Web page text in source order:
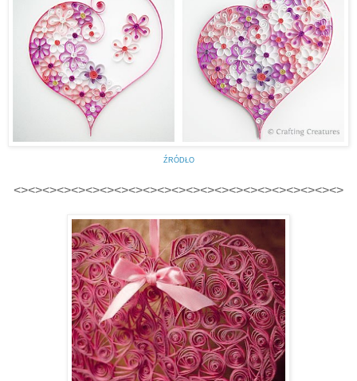
ŹRÓDŁO
<><><><><><><><><><><><><><><><><><><><><><><>